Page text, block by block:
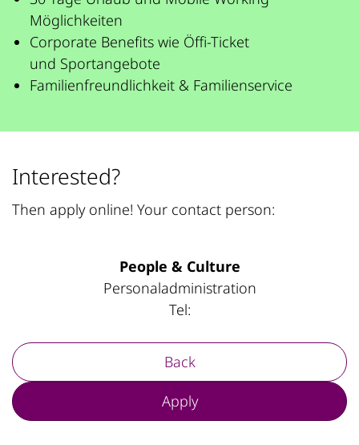
Möglichkeiten
Corporate Benefits wie Öffi-Ticket
und Sportangebote
Familienfreundlichkeit & Familienservice
Interested?
Then apply online! Your contact person:
People & Culture
Personaladministration
Tel:
Back
Apply